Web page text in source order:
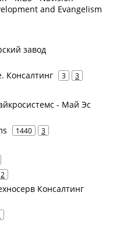
and Evangelism
завод
Консалтинг 3 3
- Май Эс
1440 3
2
Консалтинг